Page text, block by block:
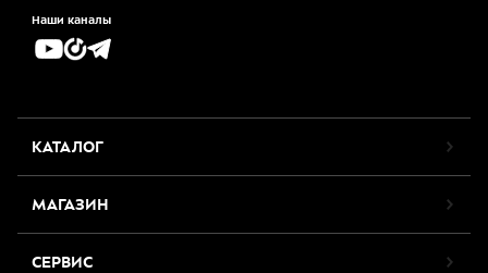
Наши каналы
КАТАЛОГ
МАГАЗИН
СЕРВИС